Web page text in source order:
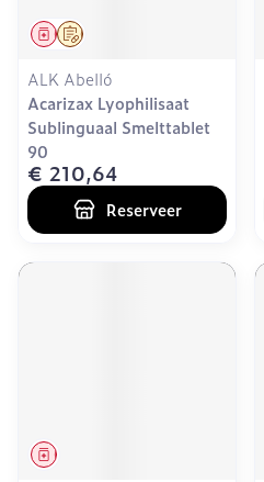
Op voorschrift
Geneesmiddel
ALK Abelló
Acarizax Lyophilisaat
Sublinguaal Smelttablet
90
€ 210,64
Reserveer
Geneesmiddel